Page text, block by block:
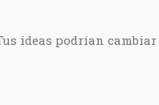
ideas podrían